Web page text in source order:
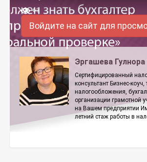
63
Войдите на сайт для
Эргашева
Сертифицированный
консультант Бизнес-коуч,
налогообложения,
организации грамотной
на Вашем предприятии
летний стаж работы в